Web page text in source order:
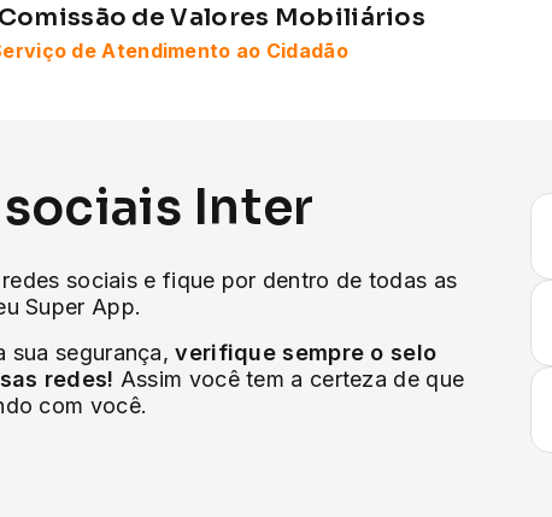
de Valores Mobiliários
de Atendimento ao Cidadão
sociais Inter
sociais e fique por dentro de todas as
Super App.
sua segurança,verifique sempre o selo
redes! Assim você tem a certeza de que
com você.